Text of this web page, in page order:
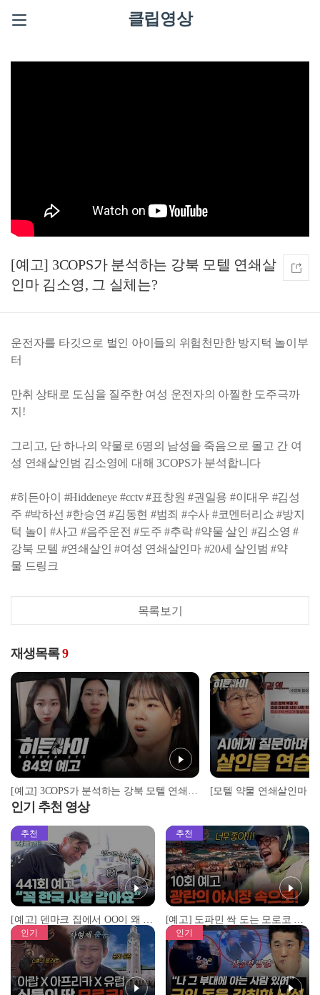
클립영상
[예고] 3COPS가 분석하는 강북 모텔 연쇄살
인마 김소영, 그 실체는?
운전자를 타깃으로 벌인 아이들의 위험천만한 방지턱 놀이부
터
만취 상태로 도심을 질주한 여성 운전자의 아찔한 도주극까
지!
그리고, 단 하나의 약물로 6명의 남성을 죽음으로 몰고 간 여
성 연쇄살인범 김소영에 대해 3COPS가 분석합니다
#히든아이 #Hiddeneye #cctv #표창원 #권일용 #이대우 #김성
주 #박하선 #한승연 #김동현 #범죄 #수사 #코멘터리쇼 #방지
턱 놀이 #사고 #음주운전 #도주 #추락 #약물 살인 #김소영 #
강북 모텔 #연쇄살인 #여성 연쇄살인마 #20세 살인범 #약
물 드링크
목록보기
재생목록9
[예고] 3COPS가 분석하는 강북 모텔 연쇄살인마 김소영, 그 실체는?
인기 추천 영상
추천
[예고] 덴마크 집에서 OO이 왜 나와...? 이상할 정도로 한국을 사랑하는 우리 형을 제보합니다!
추천
[예고] 도파민 싹 도는 모로코 야시장 투어!
인기 인기